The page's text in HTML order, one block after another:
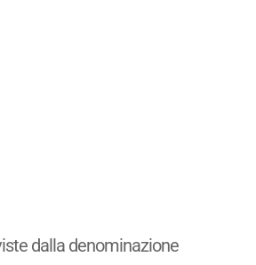
dalla denominazione